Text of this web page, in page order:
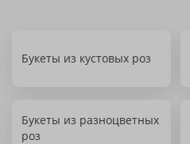
Букеты из кустовых роз
Букеты из разноцветных
роз